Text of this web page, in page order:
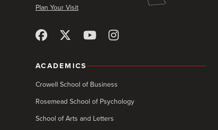
Plan Your Visit
ACADEMICS
Crowell School of Business
Rosemead School of Psychology
School of Arts and Letters